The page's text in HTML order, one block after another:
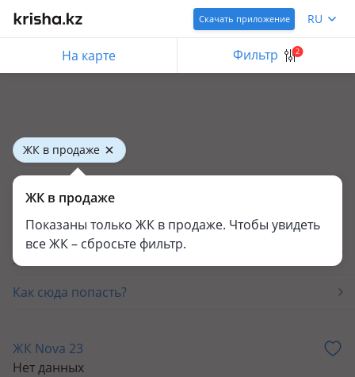
Скачать приложение RU
На карте Фильтр 2
ЖК в продаже
ЖК в продаже
Показаны только ЖК в продаже. Чтобы увидеть
все ЖК – сбросьте фильтр.
Новостройки в Бельбулаке (Мичурино)
1 новостройка
Каталог застройщиков
244 компаний
Как сюда попасть?
ЖК Nova 23
Нет данных